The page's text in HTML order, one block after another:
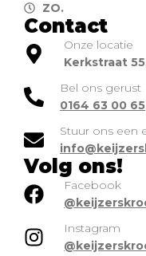
ZO.
Contact
Onze locatie
Kerkstraat
Bel ons gerust
0164 63 00 65
Stuur ons een
Volg ons!
Facebook
Instagram